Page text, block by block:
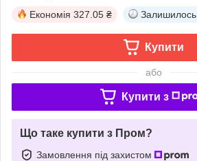
Економія 327.05 ₴ Залишилось
Купити
або
Купити з
Що таке купити з Пром?
Замовлення під захистом